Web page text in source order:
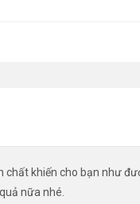
khiến cho bạn như
nữa nhé.